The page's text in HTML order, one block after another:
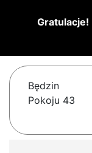
Gratulacje!
Będzin
Pokoju 43